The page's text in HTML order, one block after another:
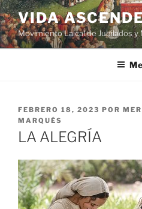
VIDA
Movimiento Laical de Jubilados y
FEBRERO 18, 2023 POR
MARQUÉS
LA ALEGRÍA